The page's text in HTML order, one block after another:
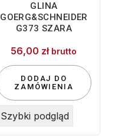
GLINA
GOERG&SCHNEIDER
G373 SZARA
56,00 zł brutto
DODAJ DO
ZAMÓWIENIA
Szybki podgląd